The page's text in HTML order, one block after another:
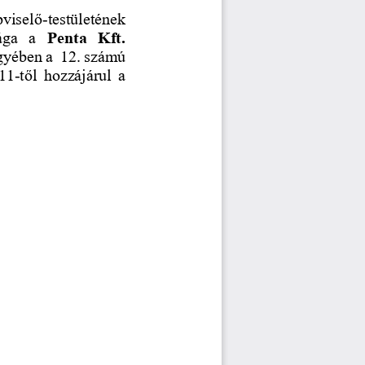
-testületének
a
Penta   Kft.
a  12. számú
-től  hozzájárul  a